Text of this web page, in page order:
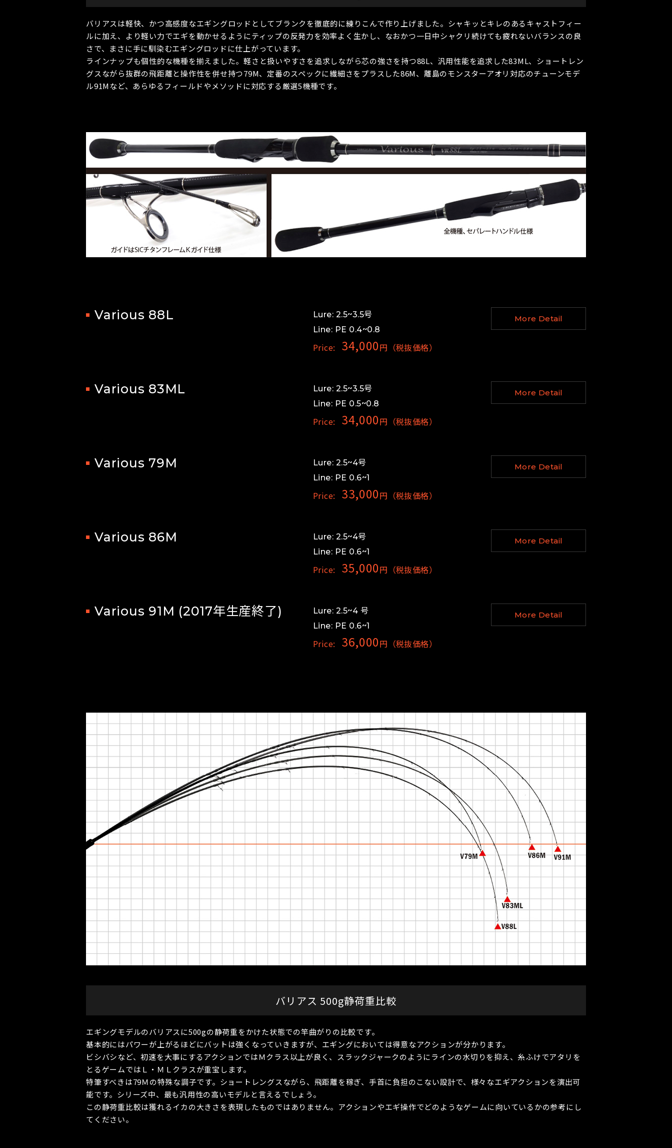
バリアスは軽快、かつ高感度なエギングロッドとしてブランクを徹底的に練りこんで作り上げました。シャキッとキレのあるキャストフィー
ルに加え、より軽い力でエギを動かせるようにティップの反発力を効率よく生かし、なおかつ一日中シャクリ続けても疲れないバランスの良
さで、まさに手に馴染むエギングロッドに仕上がっています。
ラインナップも個性的な機種を揃えました。軽さと扱いやすさを追求しながら芯の強さを持つ88L、汎用性能を追求した83ML、ショートレン
グスながら抜群の飛距離と操作性を併せ持つ79M、定番のスペックに繊細さをプラスした86M、離島のモンスターアオリ対応のチューンモデ
ル91Mなど、あらゆるフィールドやメソッドに対応する厳選5機種です。
Various 88L
Lure: 2.5~3.5号
Line: PE 0.4~0.8
Price: 34,000円（税抜価格）
More Detail
Various 83ML
Lure: 2.5~3.5号
Line: PE 0.5~0.8
Price: 34,000円（税抜価格）
More Detail
Various 79M
Lure: 2.5~4号
Line: PE 0.6~1
Price: 33,000円（税抜価格）
More Detail
Various 86M
Lure: 2.5~4号
Line: PE 0.6~1
Price: 35,000円（税抜価格）
More Detail
Various 91M (2017年生産終了)
Lure: 2.5~4 号
Line: PE 0.6~1
Price: 36,000円（税抜価格）
More Detail
バリアス 500g静荷重比較
エギングモデルのバリアスに500gの静荷重をかけた状態での竿曲がりの比較です。
基本的にはパワーが上がるほどにバットは強くなっていきますが、エギングにおいては得意なアクションが分かります。
ビシバシなど、初速を大事にするアクションではＭクラス以上が良く、スラックジャークのようにラインの水切りを抑え、糸ふけでアタリを
とるゲームではＬ・ＭＬクラスが重宝します。
特筆すべきは79Ｍの特殊な調子です。ショートレングスながら、飛距離を稼ぎ、手首に負担のこない設計で、様々なエギアクションを演出可
能です。シリーズ中、最も汎用性の高いモデルと言えるでしょう。
この静荷重比較は獲れるイカの大きさを表現したものではありません。アクションやエギ操作でどのようなゲームに向いているかの参考にし
てください。